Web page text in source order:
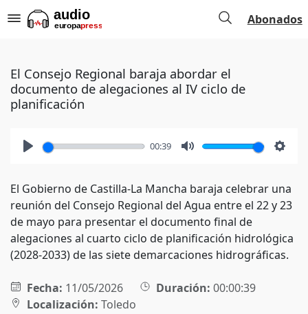
Abonados
El Consejo Regional baraja abordar el
documento de alegaciones al IV ciclo de
planificación
00:39
El Gobierno de Castilla-La Mancha baraja celebrar una
reunión del Consejo Regional del Agua entre el 22 y 23
de mayo para presentar el documento final de
alegaciones al cuarto ciclo de planificación hidrológica
(2028-2033) de las siete demarcaciones hidrográficas.
Fecha: 11/05/2026 Duración: 00:00:39
Localización: Toledo